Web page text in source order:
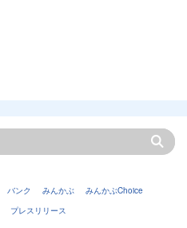
バンク みんかぶ
みんかぶChoice
プレスリリース